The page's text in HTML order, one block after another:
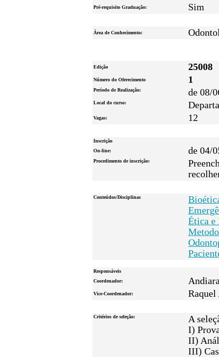
Pré-requisito Graduação: Sim
Área de Conhecimento:
Edição 25008
Número do Oferecimento 1
Período de Realização: de 08/
Local do curso:
Vagas: 12
Inscrição
On-line:
de 04/
Procedimento de inscrição:
Conteúdos/Disciplinas
Ética e
Responsáveis
Coordenador:
Vice-Coordenador: Raquel
Critérios de seleção:
A
I)
II)
III)